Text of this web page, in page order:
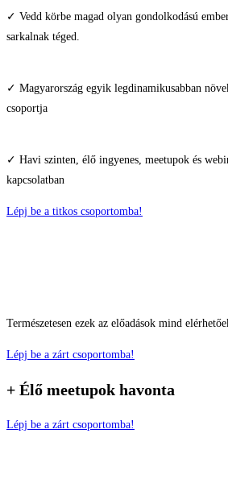
✓ Vedd körbe magad olyan gondolkodású
sarkalnak téged.
✓ Magyarország egyik legdinamikusabban
csoportja
✓ Havi szinten, élő ingyenes, meetupok és
kapcsolatban
Lépj be a titkos csoportomba!
Természetesen ezek az előadások mind
Lépj be a zárt csoportomba!
+ Élő meetupok havonta
Lépj be a zárt csoportomba!